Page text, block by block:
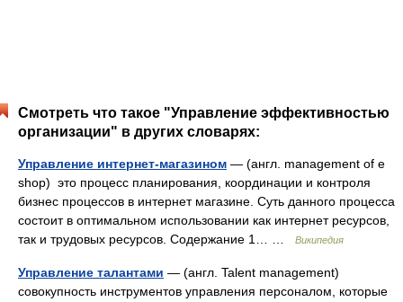
Смотреть что такое "Управление эффективностью
организации" в других словарях:
Управление интернет-магазином — (англ. management of e
shop) это процесс планирования, координации и контроля
бизнес процессов в интернет магазине. Суть данного процесса
состоит в оптимальном использовании как интернет ресурсов,
так и трудовых ресурсов. Содержание 1… …
Википедия
Управление талантами — (англ. Talent management)
совокупность инструментов управления персоналом, которые